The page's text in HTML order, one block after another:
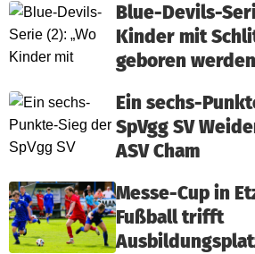
Blue-Devils-
Kinder mit
geboren
Ein sechs-
SpVgg SV
ASV Cham
Messe-Cup in
Fußball trifft